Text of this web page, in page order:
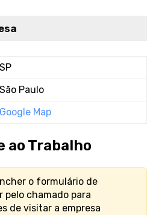
SP
São Paulo
Google Map
ao Trabalho
o formulário de
pelo chamado para
de visitar a empresa